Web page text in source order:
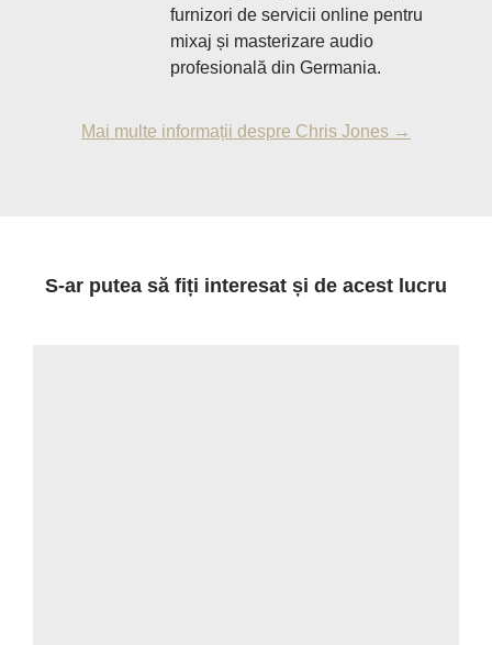
furnizori de servicii online pentru
mixaj și masterizare audio
profesională din Germania.
Mai multe informații despre Chris Jones →
S-ar putea să fiți interesat și de acest lucru